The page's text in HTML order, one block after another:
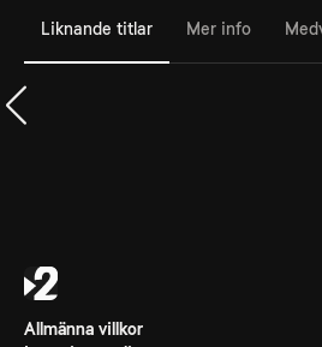
Liknande titlar Mer info
Allmänna villkor